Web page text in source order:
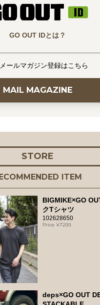
GO OUT IDとは？
ールマガジン登録はこちら
MAIL MAGAZINE
STORE
ITEM
BIGMIKE×GO
クTシャツ
102628650
7200
deps×GO OUT